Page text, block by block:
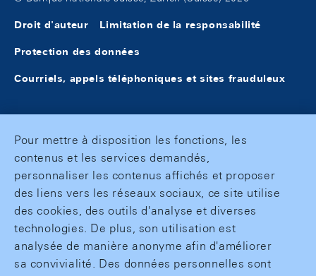
Droit d'auteur Limitation de la responsabilité
Protection des données
Courriels, appels téléphoniques et sites frauduleux
Pour mettre à disposition les fonctions, les
contenus et les services demandés,
personnaliser les contenus affichés et proposer
des liens vers les réseaux sociaux, ce site utilise
des cookies, des outils d'analyse et diverses
technologies. De plus, son utilisation est
analysée de manière anonyme afin d'améliorer
sa convivialité. Des données personnelles sont